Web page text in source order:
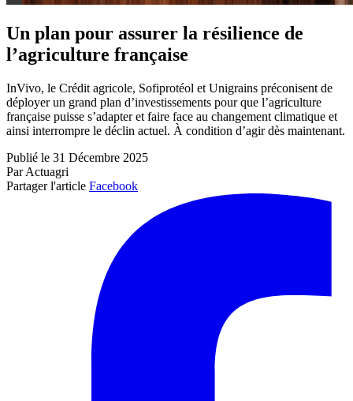
Un plan pour assurer la résilience de
l’agriculture française
InVivo, le Crédit agricole, Sofiprotéol et Unigrains préconisent de
déployer un grand plan d’investissements pour que l’agriculture
française puisse s’adapter et faire face au changement climatique et
ainsi interrompre le déclin actuel. À condition d’agir dès maintenant.
Publié le 31 Décembre 2025
Par Actuagri
Partager l'article Facebook